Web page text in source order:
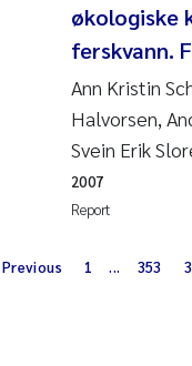
Marijana
Ailbhe
Anders Ruus
Diya
Leah
økologiske
ferskvann.
Ann Kristin
Halvorsen,
Svein Erik
Report
2007
Previous 1 ... 353